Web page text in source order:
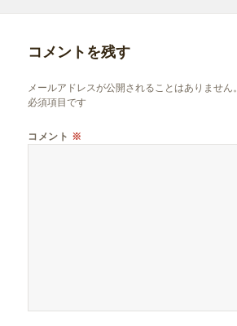
コメントを残す
メールアドレスが公開されることはありません。
必須項目です
コメント ※